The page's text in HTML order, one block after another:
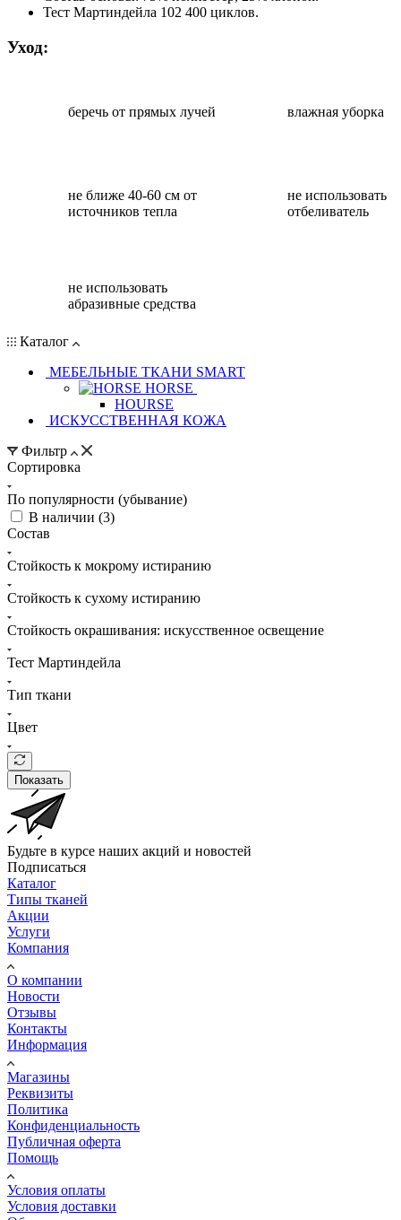
Тест Мартиндейла 102 400 циклов.
Уход:
беречь от прямых лучей влажная уборка
не ближе 40-60 см от
источников тепла
не использовать
отбеливатель
не использовать
абразивные средства
Каталог
МЕБЕЛЬНЫЕ ТКАНИ SMART
HORSE
HOURSE
ИСКУССТВЕННАЯ КОЖА
Фильтр
Сортировка
По популярности (убывание)
В наличии (3)
Состав
Стойкость к мокрому истиранию
Стойкость к сухому истиранию
Стойкость окрашивания: искусственное освещение
Тест Мартиндейла
Тип ткани
Цвет
Показать
Будьте в курсе наших акций и новостей
Подписаться
Каталог
Типы тканей
Акции
Услуги
Компания
О компании
Новости
Отзывы
Контакты
Информация
Магазины
Реквизиты
Политика
Конфиденциальность
Публичная оферта
Помощь
Условия оплаты
Условия доставки